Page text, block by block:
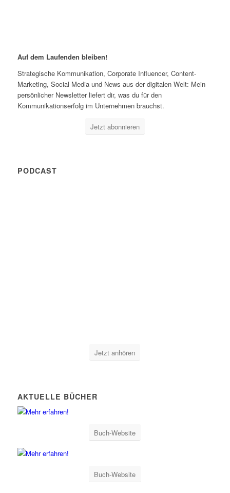
Auf dem Laufenden bleiben!
Strategische Kommunikation, Corporate Influencer, Content-
Marketing, Social Media und News aus der digitalen Welt: Mein
persönlicher Newsletter liefert dir, was du für den
Kommunikationserfolg im Unternehmen brauchst.
Jetzt abonnieren
PODCAST
Jetzt anhören
AKTUELLE BÜCHER
Buch-Website
Buch-Website